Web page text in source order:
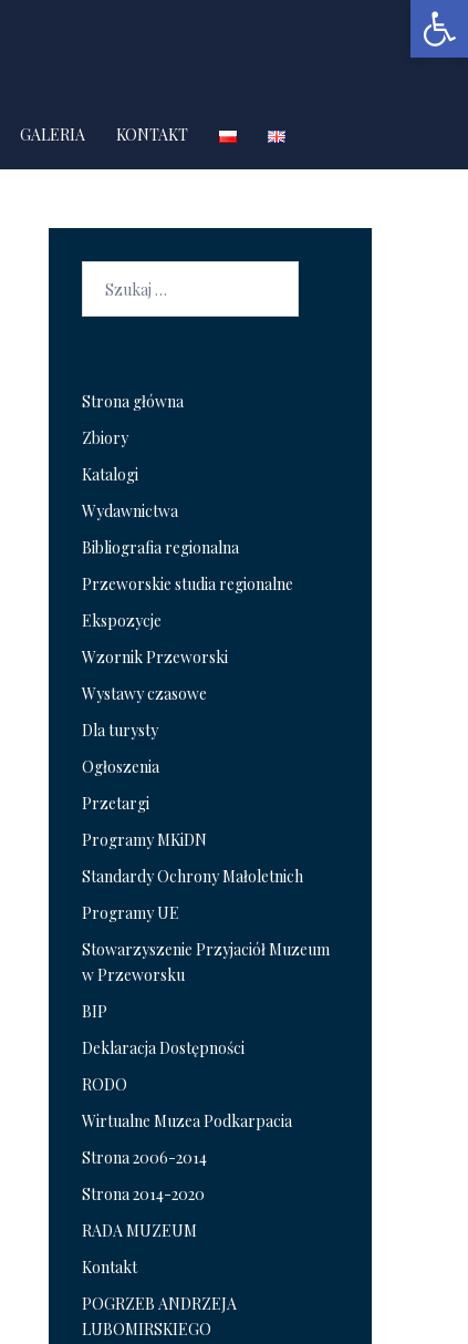
GALERIA KONTAKT
Strona główna
Zbiory
Katalogi
Wydawnictwa
Bibliografia regionalna
Przeworskie studia regionalne
Ekspozycje
Wzornik Przeworski
Wystawy czasowe
Dla turysty
Ogłoszenia
Przetargi
Programy MKiDN
Standardy Ochrony Małoletnich
Programy UE
Stowarzyszenie Przyjaciół Muzeum
w Przeworsku
BIP
Deklaracja Dostępności
RODO
Wirtualne Muzea Podkarpacia
Strona 2006-2014
Strona 2014-2020
RADA MUZEUM
Kontakt
POGRZEB ANDRZEJA
LUBOMIRSKIEGO